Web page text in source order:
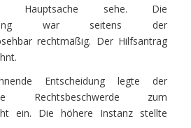
sehe. Die
war seitens der
rechtmäßig. Der Hilfsantrag
Entscheidung legte der
Rechtsbeschwerde zum
ein. Die höhere Instanz stellte